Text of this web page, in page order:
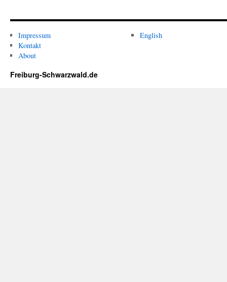
Impressum
Kontakt
About
English
Freiburg-Schwarzwald.de